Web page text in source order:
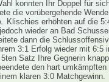
konnten Ihr Doppel für
die vorübergehende
Klischies erhöhten auf die
wieder an Bad
dann die
3:1 Erfolg wieder mit 6:5
Satz Ihre Gegnerin
den hart umkämpften
klaren 3:0 Matchgewinn.